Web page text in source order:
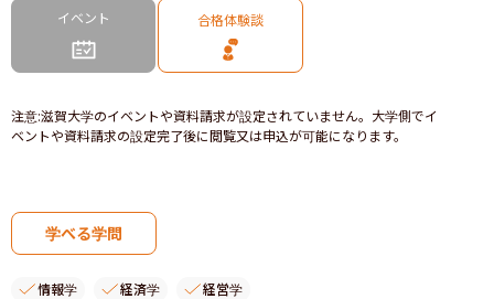
イベント 合格体験談
注意:滋賀大学のイベントや資料請求が設定されていません。大学側でイ
ベントや資料請求の設定完了後に閲覧又は申込が可能になります。
学べる学問
情報学 経済学 経営学